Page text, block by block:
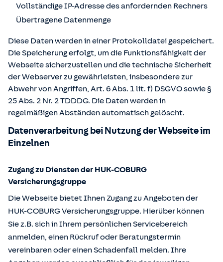
Vollständige IP-Adresse des anfordernden Rechners
Übertragene Datenmenge
Diese Daten werden in einer Protokolldatei gespeichert.
Die Speicherung erfolgt, um die Funktionsfähigkeit der
Webseite sicherzustellen und die technische Sicherheit
der Webserver zu gewährleisten, insbesondere zur
Abwehr von Angriffen, Art. 6 Abs. 1 lit. f) DSGVO sowie §
25 Abs. 2 Nr. 2 TDDDG. Die Daten werden in
regelmäßigen Abständen automatisch gelöscht.
Datenverarbeitung bei Nutzung der Webseite im
Einzelnen
Zugang zu Diensten der HUK-COBURG
Versicherungsgruppe
Die Webseite bietet Ihnen Zugang zu Angeboten der
HUK-COBURG Versicherungsgruppe. Hierüber können
Sie z.B. sich in Ihrem persönlichen Servicebereich
anmelden, einen Rückruf oder Beratungstermin
vereinbaren oder einen Schadenfall melden. Ihre